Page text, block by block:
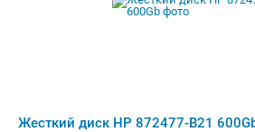
Жесткий диск HP 872477-B21